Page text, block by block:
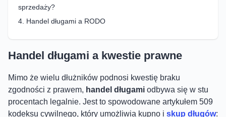
sprzedaży?
Handel długami a RODO
Handel długami a kwestie prawne
Mimo że wielu dłużników podnosi kwestię braku
zgodności z prawem, handel długami odbywa się w stu
procentach legalnie. Jest to spowodowane artykułem 509
kodeksu cywilnego, który umożliwia kupno i skup długów: